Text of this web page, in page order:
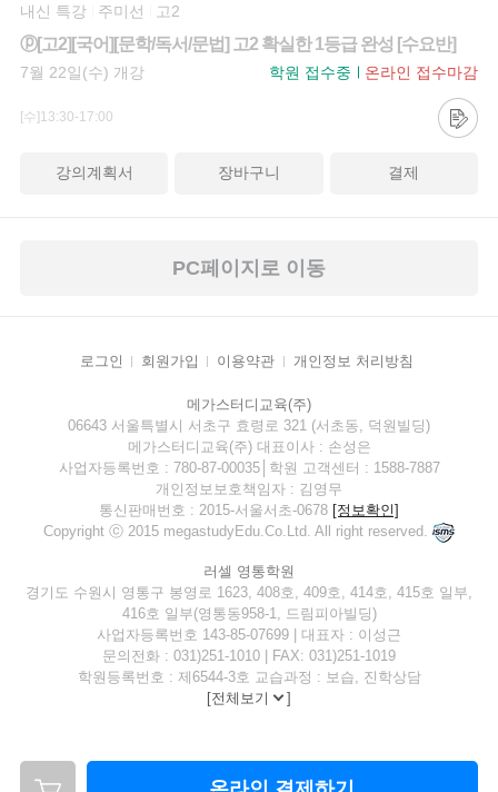
내신 특강 주미선 고2
ⓟ[고2][국어][문학/독서/문법] 고2 확실한 1등급 완성 [수요반]
7월 22일(수) 개강 학원 접수중 온라인 접수마감
[수]13:30-17:00
강의계획서 장바구니 결제
PC페이지로 이동
로그인 회원가입 이용약관 개인정보 처리방침
메가스터디교육(주)
06643 서울특별시 서초구 효령로 321 (서초동, 덕원빌딩)
메가스터디교육(주) 대표이사 : 손성은
사업자등록번호 : 780-87-00035│학원 고객센터 : 1588-7887
개인정보보호책임자 : 김영무
통신판매번호 : 2015-서울서초-0678 [정보확인]
Copyright ⓒ 2015 megastudyEdu.Co.Ltd. All right reserved.
러셀 영통학원
경기도 수원시 영통구 봉영로 1623, 408호, 409호, 414호, 415호 일부,
416호 일부(영통동958-1, 드림피아빌딩)
사업자등록번호 143-85-07699 | 대표자 : 이성근
문의전화 : 031)251-1010 | FAX: 031)251-1019
학원등록번호 : 제6544-3호 교습과정 : 보습, 진학상담
[전체보기 ]